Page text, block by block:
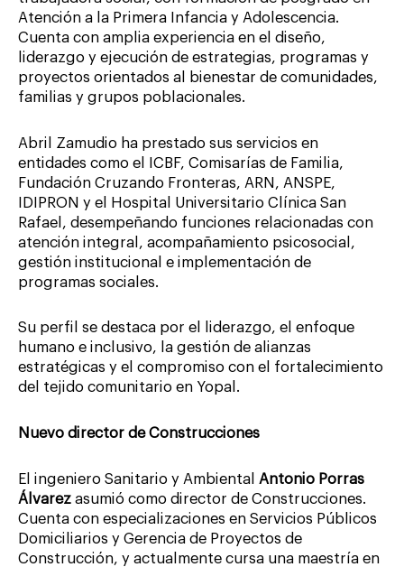
Atención a la Primera Infancia y Adolescencia.
Cuenta con amplia experiencia en el diseño,
liderazgo y ejecución de estrategias, programas y
proyectos orientados al bienestar de comunidades,
familias y grupos poblacionales.
Abril Zamudio ha prestado sus servicios en
entidades como el ICBF, Comisarías de Familia,
Fundación Cruzando Fronteras, ARN, ANSPE,
IDIPRON y el Hospital Universitario Clínica San
Rafael, desempeñando funciones relacionadas con
atención integral, acompañamiento psicosocial,
gestión institucional e implementación de
programas sociales.
Su perfil se destaca por el liderazgo, el enfoque
humano e inclusivo, la gestión de alianzas
estratégicas y el compromiso con el fortalecimiento
del tejido comunitario en Yopal.
Nuevo director de Construcciones
El ingeniero Sanitario y Ambiental Antonio Porras
Álvarez asumió como director de Construcciones.
Cuenta con especializaciones en Servicios Públicos
Domiciliarios y Gerencia de Proyectos de
Construcción, y actualmente cursa una maestría en